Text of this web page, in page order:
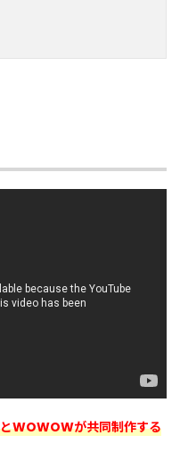
WOWOWが共同制作する